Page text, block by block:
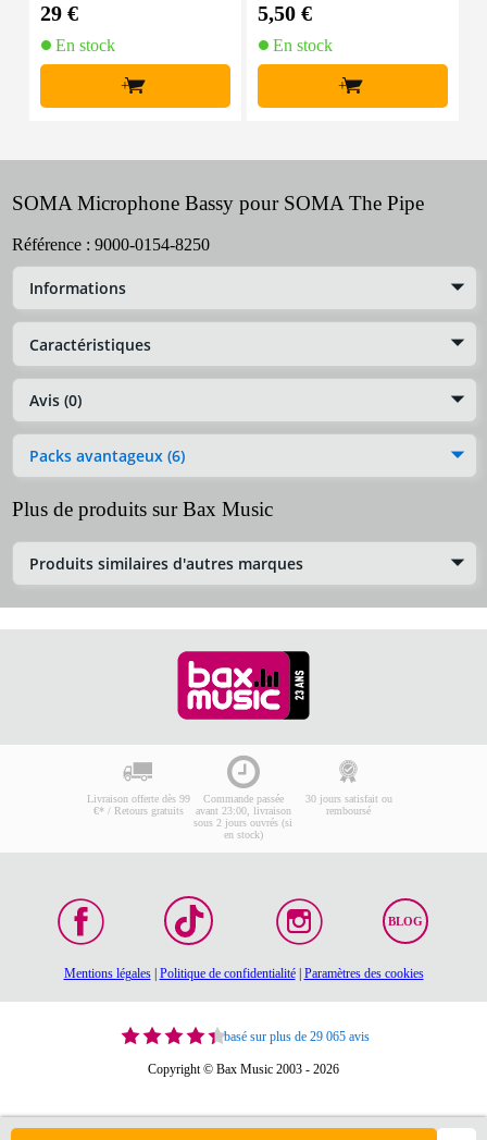
29 €
En stock
+
5,50 €
En stock
+
SOMA Microphone Bassy pour SOMA The Pipe
Référence : 9000-0154-8250
Informations
Caractéristiques
Avis (0)
Packs avantageux (6)
Plus de produits sur Bax Music
Produits similaires d'autres marques
Livraison offerte dès 99
€* / Retours gratuits
Commande passée
avant 23:00, livraison
sous 2 jours ouvrés (si
en stock)
30 jours satisfait ou
remboursé
BLOG
Mentions légales| Politique de confidentialité| Paramètres des cookies
basé sur plus de 29 065 avis
Copyright © Bax Music 2003 - 2026